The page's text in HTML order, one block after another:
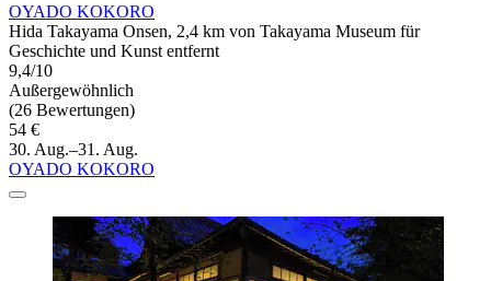
OYADO KOKORO
Hida Takayama Onsen, 2,4 km von Takayama Museum für
Geschichte und Kunst entfernt
9,4/10
Außergewöhnlich
(26 Bewertungen)
54 €
30. Aug.–31. Aug.
OYADO KOKORO